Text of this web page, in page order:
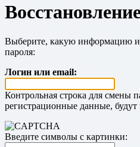
Выберите, какую информацию
пароля:
Логин или email:
Контрольная строка для смены
регистрационные данные,
Введите символы с картинки: